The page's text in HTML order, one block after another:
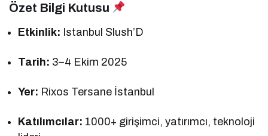
Özet Bilgi Kutusu
Etkinlik: Istanbul Slush’D
Tarih: 3–4 Ekim 2025
Yer: Rixos Tersane İstanbul
Katılımcılar: 1000+ girişimci, yatırımcı, teknoloji